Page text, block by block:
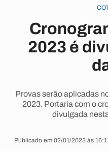
2023 é
Provas serão aplicadas
2023. Portaria com o
divulgada
Publicado em 02/01/2023 às